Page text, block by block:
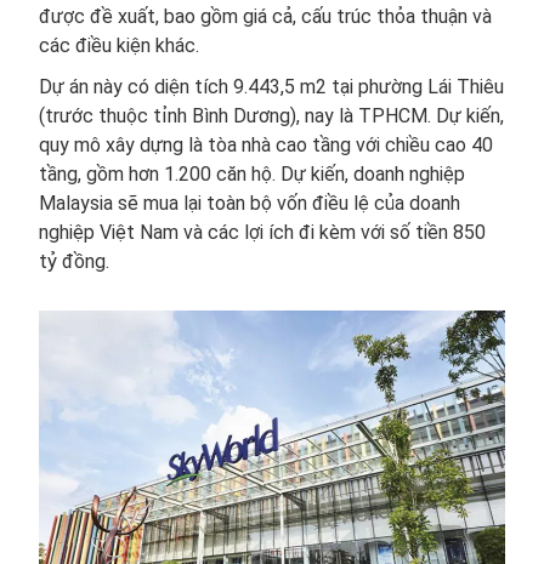
được đề xuất, bao gồm giá cả, cấu trúc thỏa thuận và
các điều kiện khác.
Dự án này có diện tích 9.443,5 m2 tại phường Lái Thiêu
(trước thuộc tỉnh Bình Dương), nay là TPHCM. Dự kiến,
quy mô xây dựng là tòa nhà cao tầng với chiều cao 40
tầng, gồm hơn 1.200 căn hộ. Dự kiến, doanh nghiệp
Malaysia sẽ mua lại toàn bộ vốn điều lệ của doanh
nghiệp Việt Nam và các lợi ích đi kèm với số tiền 850
tỷ đồng.